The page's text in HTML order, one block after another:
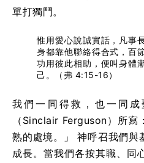
單打獨鬥。
惟用愛心說誠實話，凡事
身都靠他聯絡得合式，百
功用彼此相助，便叫身體
己。（弗 4:15-16）
我們一同得救，也一同
（Sinclair Ferguson）所
熟的處境。」 神呼召我們與
成長。當我們各按其職、同